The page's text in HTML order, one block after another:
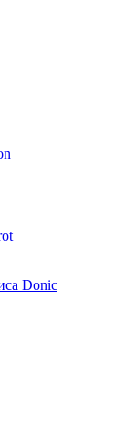
Donic